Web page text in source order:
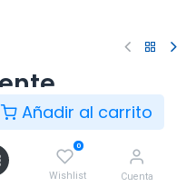
Añadir al carrito
0
Wishlist Cuenta
Efs A Eos R